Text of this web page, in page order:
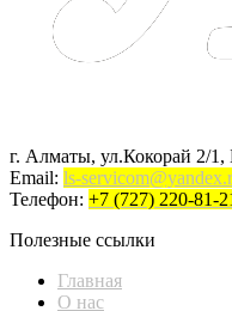
г. Алматы, ул.Кокорай 2/
Email: ls-
Телефон: +7 (727) 220-81-
Полезные ссылки
Главная
О нас